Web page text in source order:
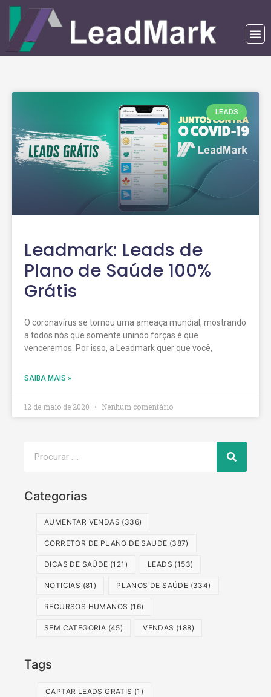
LEADS
Leadmark: Leads de
Plano de Saúde 100%
Grátis
O coronavírus se tornou uma ameaça mundial, mostrando
a todos nós que somente unindo forças é que
venceremos. Por isso, a Leadmark quer que você,
SAIBA MAIS »
12 de maio de 2020 Nenhum comentário
Categorias
AUMENTAR VENDAS (336)
CORRETOR DE PLANO DE SAUDE (387)
DICAS DE SAÚDE (121) LEADS (153)
NOTICIAS (81) PLANOS DE SAÚDE (334)
RECURSOS HUMANOS (16)
SEM CATEGORIA (45) VENDAS (188)
Tags
CAPTAR LEADS GRATIS (1)